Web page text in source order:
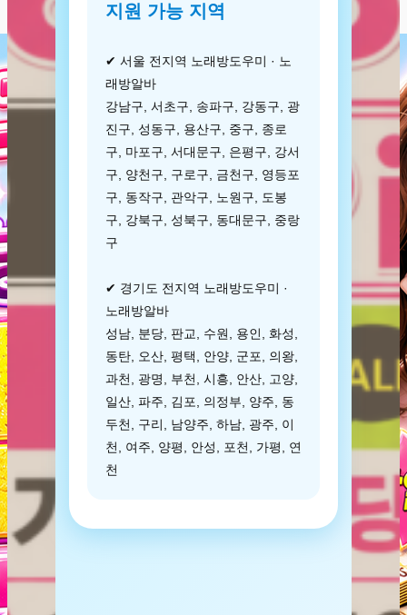
지원 가능 지역
✔ 서울 전지역 노래방도우미 · 노
래방알바
강남구, 서초구, 송파구, 강동구, 광
진구, 성동구, 용산구, 중구, 종로
구, 마포구, 서대문구, 은평구, 강서
구, 양천구, 구로구, 금천구, 영등포
구, 동작구, 관악구, 노원구, 도봉
구, 강북구, 성북구, 동대문구, 중랑
구
✔ 경기도 전지역 노래방도우미 ·
노래방알바
성남, 분당, 판교, 수원, 용인, 화성,
동탄, 오산, 평택, 안양, 군포, 의왕,
과천, 광명, 부천, 시흥, 안산, 고양,
일산, 파주, 김포, 의정부, 양주, 동
두천, 구리, 남양주, 하남, 광주, 이
천, 여주, 양평, 안성, 포천, 가평, 연
천